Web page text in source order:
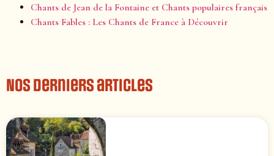
Chants de Jean de la Fontaine et Chants populaires français
Chants Fables : Les Chants de France à Découvrir
Nos derniers articles